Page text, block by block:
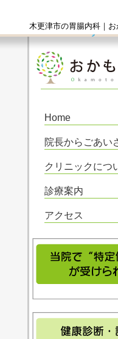
木更津市の胃腸内科｜
Home
院長からごあい
クリニックにつ
診療案内
アクセス